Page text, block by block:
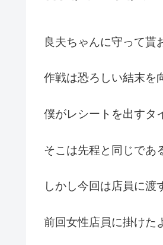
良夫ちゃんに守って貰
作戦は恐ろしい結末を
僕がレシートを出すタ
そこは先程と同じであ
しかし今回は店員に渡
前回女性店員に掛けた